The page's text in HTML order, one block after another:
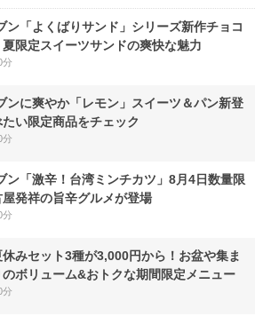
ン「よくばりサンド」シリーズ新作チョコ
夏限定スイーツサンドの爽快な魅力
分
ンに爽やか「レモン」スイーツ＆パン新登
い限定商品をチェック
分
ン「激辛！台湾ミンチカツ」8月4日数量限
発祥の旨辛グルメが登場
分
休みセット3種が3,000円から！お盆や集ま
のボリューム&おトクな期間限定メニュー
分